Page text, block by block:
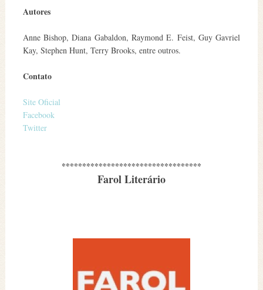
Autores
Anne Bishop, Diana Gabaldon, Raymond E. Feist, Guy Gavriel
Kay, Stephen Hunt, Terry Brooks, entre outros.
Contato
Site Oficial
Facebook
Twitter
**********************************
Farol Literário